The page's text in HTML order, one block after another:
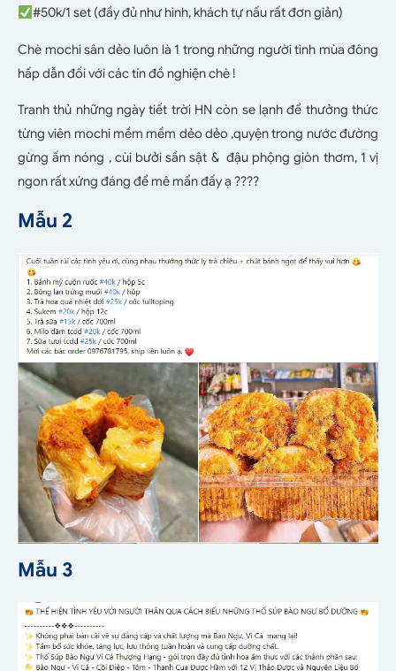
#50k/1 set (đầy đủ như hình, khách tự nấu rất đơn giản)
Chè mochi sân dẻo luôn là 1 trong những người tình mùa đông
hấp dẫn đối với các tín đồ nghiện chè !
Tranh thủ những ngày tiết trời HN còn se lạnh để thưởng thức
từng viên mochi mềm mềm dẻo dẻo ,quyện trong nước đường
gừng ấm nóng , cùi bưởi sần sật & đậu phộng giòn thơm, 1 vị
ngon rất xứng đáng để mê mẩn đấy ạ ????
Mẫu 2
Mẫu 3